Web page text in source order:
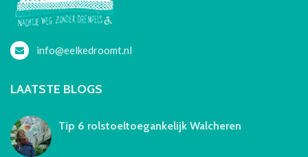
info@eelkedroomt.nl
LAATSTE BLOGS
Tip 6 rolstoeltoegankelijk Walcheren